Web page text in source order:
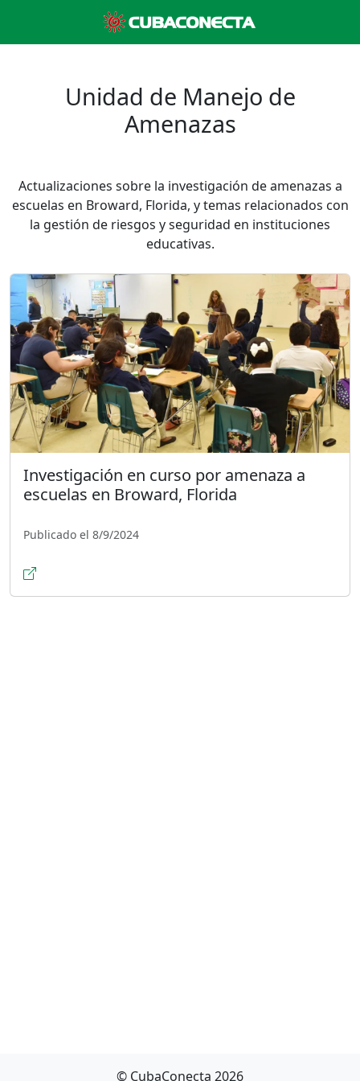
Unidad de Manejo de
Amenazas
Actualizaciones sobre la investigación de amenazas a
escuelas en Broward, Florida, y temas relacionados con
la gestión de riesgos y seguridad en instituciones
educativas.
Investigación en curso por amenaza a
escuelas en Broward, Florida
Publicado el 8/9/2024
© CubaConecta 2026